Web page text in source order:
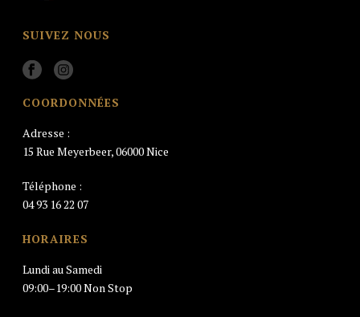
SUIVEZ NOUS
COORDONNÉES
Adresse :
15 Rue Meyerbeer, 06000 Nice
Téléphone :
04 93 16 22 07
HORAIRES
Lundi au Samedi
09:00–19:00 Non Stop